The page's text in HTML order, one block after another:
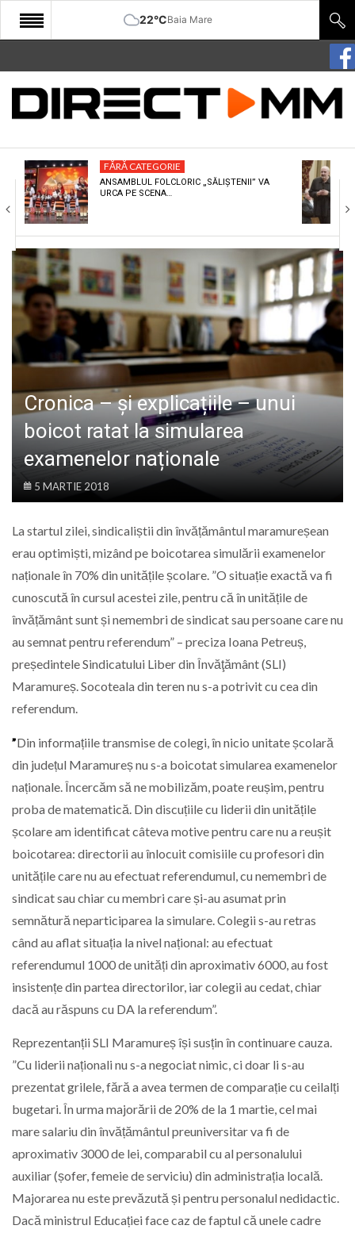
22°CBaia Mare
START
COMUNITATE
CULTURA
ECONOMIE
SANATATE
SPORT
SPECIAL
POLITIC
LIFE
FĂRĂ CATEGORIE
ANSAMBLUL FOLCLORIC „SĂLIȘTENII” VA
URCA PE SCENA…
Cronica – și explicațiile – unui
boicot ratat la simularea
examenelor naționale
5 MARTIE 2018
La startul zilei, sindicaliștii din învățământul maramureșean
erau optimiști, mizând pe boicotarea simulării examenelor
naționale în 70% din unitățile școlare. ”O situație exactă va fi
cunoscută în cursul acestei zile, pentru că în unitățile de
învățământ sunt și nemembri de sindicat sau persoane care nu
au semnat pentru referendum” – preciza Ioana Petreuș,
președintele Sindicatului Liber din Învăţământ (SLI)
Maramureș. Socoteala din teren nu s-a potrivit cu cea din
referendum.
”Din informațiile transmise de colegi, în nicio unitate școlară
din județul Maramureș nu s-a boicotat simularea examenelor
naționale. Încercăm să ne mobilizăm, poate reușim, pentru
proba de matematică. Din discuțiile cu liderii din unitățile
școlare am identificat câteva motive pentru care nu a reușit
boicotarea: directorii au înlocuit comisiile cu profesori din
unitățile care nu au efectuat referendumul, cu nemembri de
sindicat sau chiar cu membri care și-au asumat prin
semnătură neparticiparea la simulare. Colegii s-au retras
când au aflat situația la nivel național: au efectuat
referendumul 1000 de unități din aproximativ 6000, au fost
insistențe din partea directorilor, iar colegii au cedat, chiar
dacă au răspuns cu DA la referendum”.
Reprezentanții SLI Maramureș își susțin în continuare cauza.
”Cu liderii naționali nu s-a negociat nimic, ci doar li s-au
prezentat grilele, fără a avea termen de comparație cu ceilalți
bugetari. În urma majorării de 20% de la 1 martie, cel mai
mare salariu din învățământul preuniversitar va fi de
aproximativ 3000 de lei, comparabil cu al personalului
auxiliar (șofer, femeie de serviciu) din administrația locală.
Majorarea nu este prevăzută și pentru personalul nedidactic.
Dacă ministrul Educației face caz de faptul că unele cadre